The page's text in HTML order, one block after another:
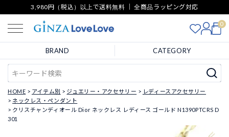
3,980円（税込）以上で送料無料 ｜ 全商品ラッピング対応
0
BRAND CATEGORY
HOME アイテム別 ジュエリー・アクセサリー
レディースアクセサリー
ネックレス・ペンダント
クリスチャンディオール Dior ネックレス レディース ゴールド N1390PTCRS D
301